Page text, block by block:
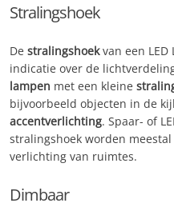
Stralingshoek
De stralingshoekvan een LED
indicatie over de
lampen met een kleine
bijvoorbeeld objecten in de
accentverlichting. Spaar- of
stralingshoek worden
verlichting van ruimtes.
Dimbaar